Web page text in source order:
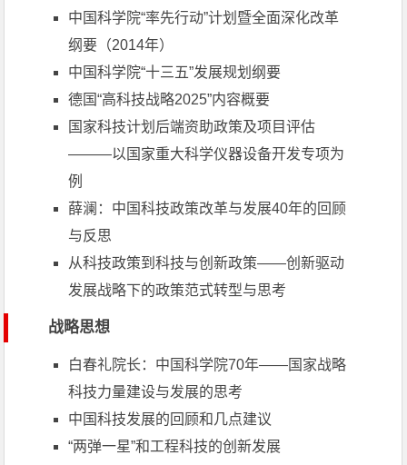
中国科学院“率先行动”计划暨全面深化改革
纲要（2014年）
中国科学院“十三五”发展规划纲要
德国“高科技战略2025”内容概要
国家科技计划后端资助政策及项目评估
———以国家重大科学仪器设备开发专项为
例
薛澜：中国科技政策改革与发展40年的回顾
与反思
从科技政策到科技与创新政策——创新驱动
发展战略下的政策范式转型与思考
战略思想
白春礼院长：中国科学院70年——国家战略
科技力量建设与发展的思考
中国科技发展的回顾和几点建议
“两弹一星”和工程科技的创新发展